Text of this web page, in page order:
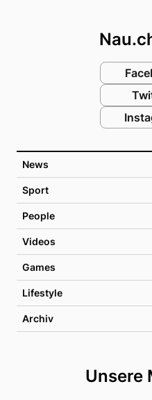
News
Sport
People
Videos
Games
Lifestyle
Archiv
Unsere